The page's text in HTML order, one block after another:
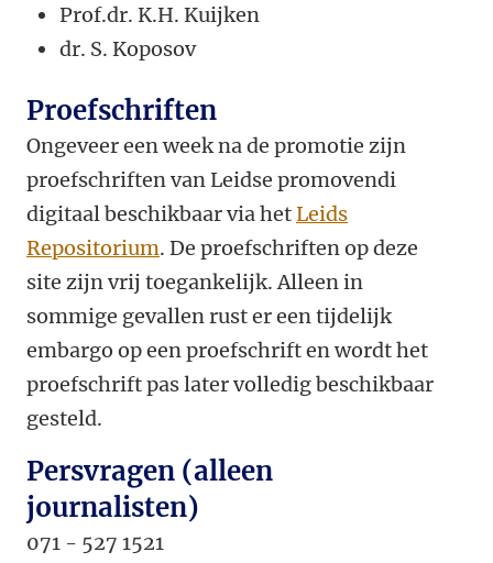
Prof.dr. K.H. Kuijken
dr. S. Koposov
Proefschriften
Ongeveer een week na de promotie zijn
proefschriften van Leidse promovendi
digitaal beschikbaar via hetLeids
Repositorium. De proefschriften op deze
site zijn vrij toegankelijk. Alleen in
sommige gevallen rust er een tijdelijk
embargo op een proefschrift en wordt het
proefschrift pas later volledig beschikbaar
gesteld.
Persvragen (alleen
journalisten)
071 - 527 1521